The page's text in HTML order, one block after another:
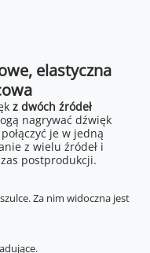
elastyczna
z dwóch źródeł
nagrywać dźwięk
je w jedną
z wielu źródeł i
postprodukcji.